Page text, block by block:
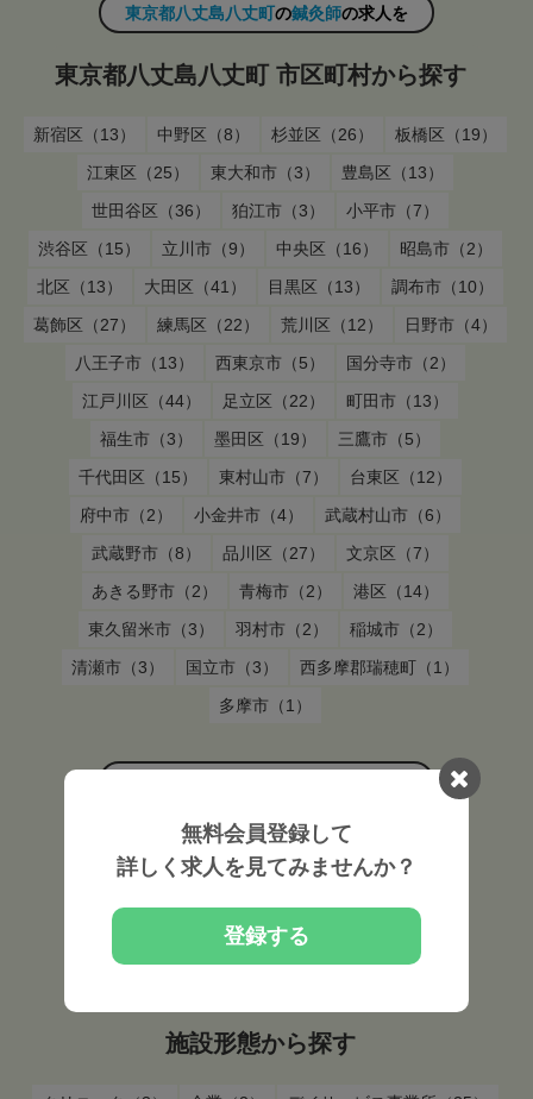
東京都八丈島八丈町の鍼灸師の求人を
東京都八丈島八丈町 市区町村から探す
新宿区（13） 中野区（8） 杉並区（26）
板橋区（19）
江東区（25）
東大和市（3）
豊島区（13）
世田谷区（36）
狛江市（3）
小平市（7）
渋谷区（15）
立川市（9） 中央区（16）
昭島市（2）
北区（13）
大田区（41） 目黒区（13）
調布市（10）
葛飾区（27）
練馬区（22） 荒川区（12）
日野市（4）
八王子市（13）
西東京市（5）
国分寺市（2）
江戸川区（44）
足立区（22）
町田市（13）
福生市（3）
墨田区（19）
三鷹市（5）
千代田区（15）
東村山市（7）
台東区（12）
府中市（2）
小金井市（4）
武蔵村山市（6）
武蔵野市（8）
品川区（27）
文京区（7）
あきる野市（2）
青梅市（2）
港区（14）
東久留米市（3）
羽村市（2）
稲城市（2）
清瀬市（3）
国立市（3）
西多摩郡瑞穂町（1）
多摩市（1）
雇用形態から探す
常勤（579） 非常勤（157）
施設形態から探す
無料会員登録して
詳しく求人を見てみませんか？
登録する